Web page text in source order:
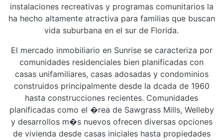
instalaciones recreativas y programas comunitarios la
ha hecho altamente atractiva para familias que buscan
vida suburbana en el sur de Florida.
El mercado inmobiliario en Sunrise se caracteriza por
comunidades residenciales bien planificadas con
casas unifamiliares, casas adosadas y condominios
construidos principalmente desde la dcada de 1960
hasta construcciones recientes. Comunidades
planificadas como el �rea de Sawgrass Mills, Welleby
y desarrollos m�s nuevos ofrecen diversas opciones
de vivienda desde casas iniciales hasta propiedades